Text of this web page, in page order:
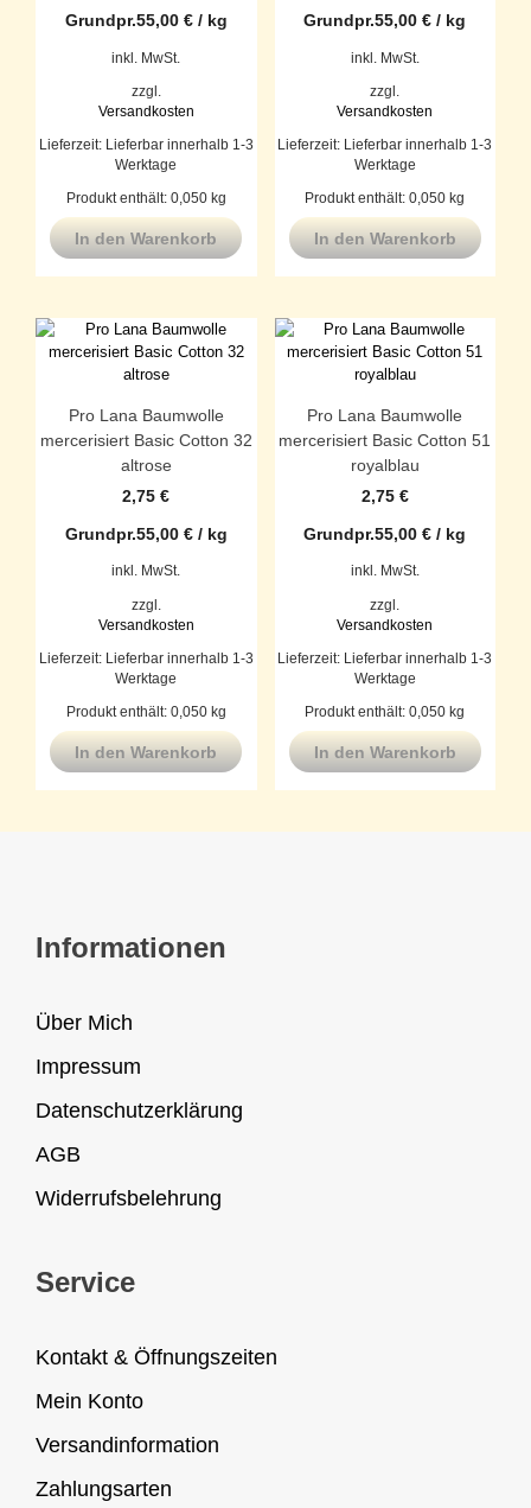
Grundpr.55,00 €/ kg
inkl. MwSt.
zzgl.
Versandkosten
Lieferzeit: Lieferbar innerhalb 1-3
Werktage
Produkt enthält: 0,050 kg
In den Warenkorb
Grundpr.55,00€ / kg
inkl. MwSt.
zzgl.
Versandkosten
Lieferzeit: Lieferbar innerhalb 1-3
Werktage
Produkt enthält: 0,050 kg
In den Warenkorb
Pro Lana Baumwolle
mercerisiert Basic Cotton 32
altrose
2,75€
Grundpr.55,00 €/ kg
inkl. MwSt.
zzgl.
Versandkosten
Lieferzeit: Lieferbar innerhalb 1-3
Werktage
Produkt enthält: 0,050 kg
In den Warenkorb
Pro Lana Baumwolle
mercerisiert Basic Cotton 51
royalblau
2,75 €
Grundpr.55,00€ / kg
inkl. MwSt.
zzgl.
Versandkosten
Lieferzeit: Lieferbar innerhalb 1-3
Werktage
Produkt enthält: 0,050kg
In den Warenkorb
Informationen
Über Mich
Impressum
Datenschutzerklärung
AGB
Widerrufsbelehrung
Service
Kontakt & Öffnungszeiten
Mein Konto
Versandinformation
Zahlungsarten